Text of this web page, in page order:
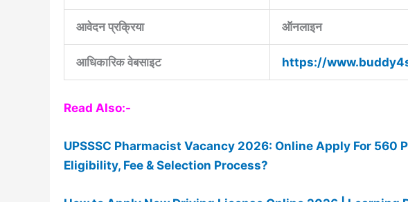
आवेदन प्रक्रिया ऑनलाइन
आधिकारिक वेबसाइट https://
Read Also:-
UPSSSC Pharmacist Vacancy 2026: Online Apply For 560
Eligibility, Fee & Selection Process?